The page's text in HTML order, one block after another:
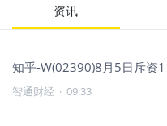
资讯
知乎-W(02390)8月5日斥资
智通财经 · 09:33